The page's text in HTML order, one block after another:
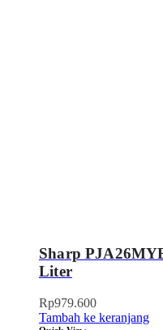
Sharp
Liter
Rp979.600
Tambah ke keranjang